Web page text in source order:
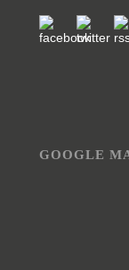
GOOGLE